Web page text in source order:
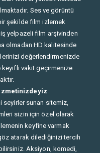
Ses ve görüntü
şekilde film izlemek
yelpazeli film arşivinden
olmadan HD kalitesinde
değerlendirmenizde
vakit geçirmenize
seyirler sunan sitemiz,
sizin için özel olarak
keyfine varmak
atarak dilediğinizi tercih
Aksiyon, komedi,